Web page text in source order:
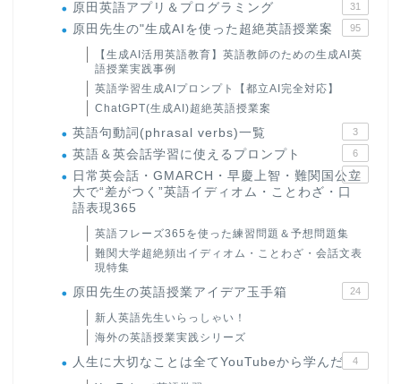
原田英語アプリ＆プログラミング 31
原田先生の"生成AIを使った超絶英語授業案 95
【生成AI活用英語教育】英語教師のための生成AI英
語授業実践事例
英語学習生成AIプロンプト【都立AI完全対応】
ChatGPT(生成AI)超絶英語授業案
英語句動詞(phrasal verbs)一覧 3
英語＆英会話学習に使えるプロンプト 6
日常英会話・GMARCH・早慶上智・難関国公立
大で“差がつく”英語イディオム・ことわざ・口
語表現365
22
英語フレーズ365を使った練習問題＆予想問題集
難関大学超絶頻出イディオム・ことわざ・会話文表
現特集
原田先生の英語授業アイデア玉手箱 24
新人英語先生いらっしゃい！
海外の英語授業実践シリーズ
人生に大切なことは全てYouTubeから学んだ 4